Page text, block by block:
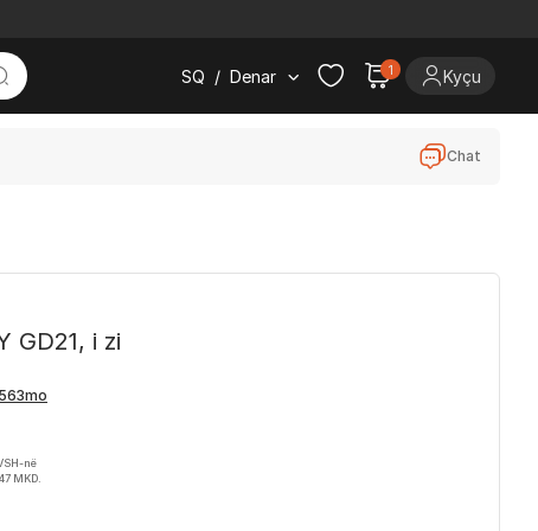
SQ / Denar 1 Kyçu
Chat
GD21, i zi
në
MKD.